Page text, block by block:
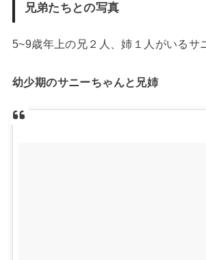
兄弟たちとの写真
5~9歳年上の兄２人、姉１人がいるサ
幼少期のサニーちゃんと兄姉